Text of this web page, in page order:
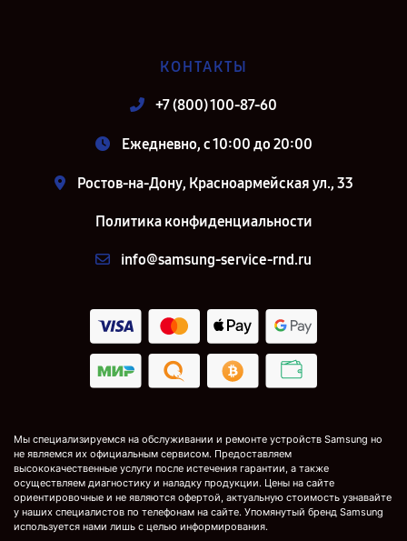
КОНТАКТЫ
+7 (800) 100-87-60
Ежедневно, с 10:00 до 20:00
Ростов-на-Дону, Красноармейская ул., 33
Политика конфиденциальности
info@samsung-service-rnd.ru
Мы специализируемся на обслуживании и ремонте устройств Samsung но
не являемся их официальным сервисом. Предоставляем
высококачественные услуги после истечения гарантии, а также
осуществляем диагностику и наладку продукции. Цены на сайте
ориентировочные и не являются офертой, актуальную стоимость узнавайте
у наших специалистов по телефонам на сайте. Упомянутый бренд Samsung
используется нами лишь с целью информирования.